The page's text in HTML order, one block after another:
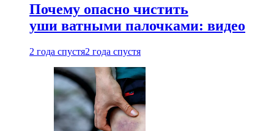
Почему опасно чистить
уши ватными палочками: видео
2 года спустя2 года спустя